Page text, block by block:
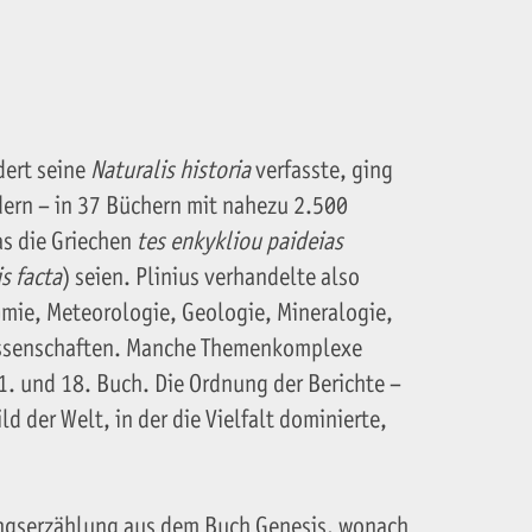
seine Naturalis historiaverfasste, ging
– in 37 Büchern mit nahezu 2.500
die Griechen tes enkykliou paideias
facta) seien. Plinius verhandelte also
Meteorologie, Geolo­gie, Mineralogie,
Manche Themenkom­plexe
und 18. Buch. Die Ordnung der Berichte –
der Welt, in der die Vielfalt dominierte,